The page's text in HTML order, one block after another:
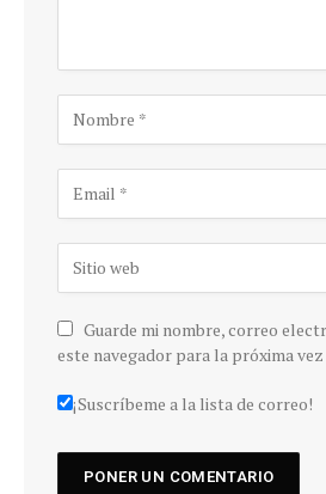
Guarde mi nombre, correo
este navegador para la próxima
¡Suscríbeme a la lista de correo!